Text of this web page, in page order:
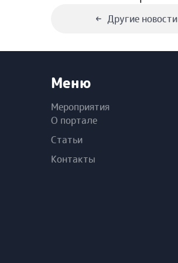
Другие новости
Меню
Мероприятия
О портале
Статьи
Контакты